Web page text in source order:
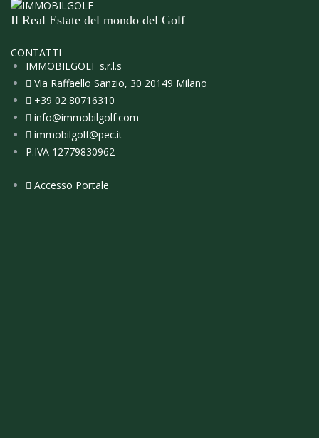
Il Real Estate del mondo del Golf
CONTATTI
IMMOBILGOLF s.r.l.s
Via Raffaello Sanzio, 30 20149 Milano
+39 02 80716310
info@immobilgolf.com
immobilgolf@pec.it
P.IVA 12779830962
Accesso Portale